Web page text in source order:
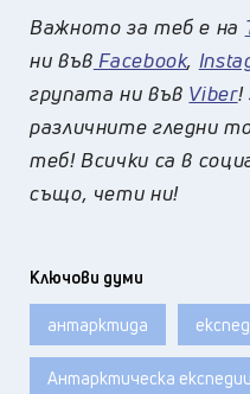
Важното за теб е на
ни във Facebook,
групата ни във Viber!
различните гледни
теб! Всички са в
също, чети ни!
Ключови думи
антарктида
Антарктическа